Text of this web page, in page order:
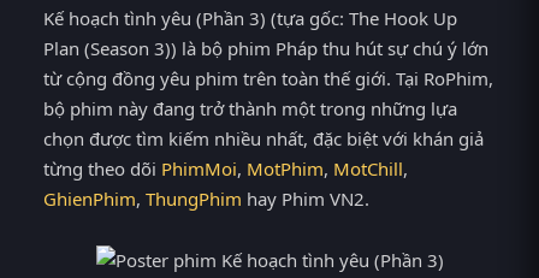
Kế hoạch tình yêu (Phần 3) (tựa gốc: The Hook Up
Plan (Season 3)) là bộ phim Pháp thu hút sự chú ý lớn
từ cộng đồng yêu phim trên toàn thế giới. Tại RoPhim,
bộ phim này đang trở thành một trong những lựa
chọn được tìm kiếm nhiều nhất, đặc biệt với khán giả
từng theo dõi PhimMoi, MotPhim, MotChill,
GhienPhim, ThungPhim hay Phim VN2.